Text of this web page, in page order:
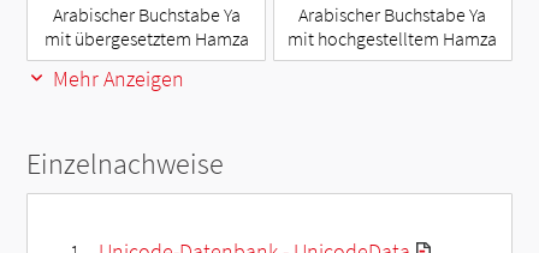
Arabischer Buchstabe Ya
mit übergesetztem Hamza
Arabischer Buchstabe Ya
mit hochgestelltem Hamza
Mehr Anzeigen
Einzelnachweise